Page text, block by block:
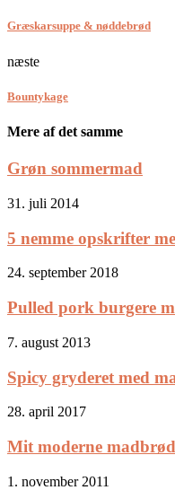
Græskarsuppe & nøddebrød
næste
Bountykage
Mere af det samme
Grøn sommermad
31. juli 2014
5 nemme opskrifter
24. september 2018
Pulled pork burgere
7. august 2013
Spicy gryderet med
28. april 2017
Mit moderne madbrød
1. november 2011